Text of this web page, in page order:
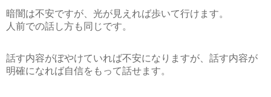
暗闇は不安ですが、光が見えれば歩いて行けます。
人前での話し方も同じです。
話す内容がぼやけていれば不安になりますが、話す内容が
明確になれば自信をもって話せます。